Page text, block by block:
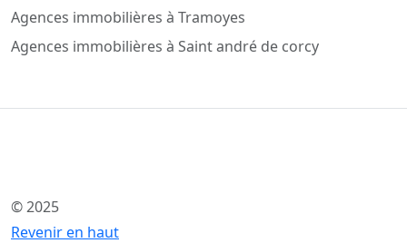
Agences immobilières à Tramoyes
Agences immobilières à Saint andré de corcy
© 2025
Revenir en haut